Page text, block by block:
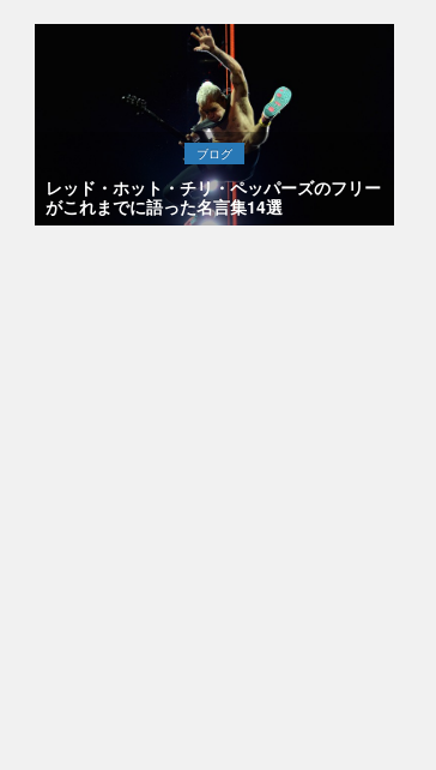
ブログ
レッド・ホット・チリ・ペッパーズのフリー
がこれまでに語った名言集14選